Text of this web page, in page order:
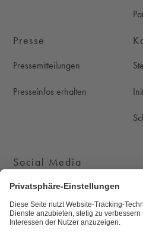
Presse
Pressemitteilungen
Presseinfos erhalten
Social Media
KLAFS auf Instagram
KLAFS auf Youtube
KLAFS aufKLAFS